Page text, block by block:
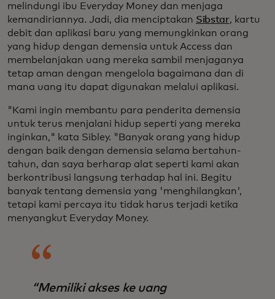
melindungi ibu Everyday Money dan menjaga
kemandiriannya. Jadi, dia menciptakan Sibstar, kartu
debit dan aplikasi baru yang memungkinkan orang
yang hidup dengan demensia untuk Access dan
membelanjakan uang mereka sambil menjaganya
tetap aman dengan mengelola bagaimana dan di
mana uang itu dapat digunakan melalui aplikasi.
"Kami ingin membantu para penderita demensia
untuk terus menjalani hidup seperti yang mereka
inginkan," kata Sibley. "Banyak orang yang hidup
dengan baik dengan demensia selama bertahun-
tahun, dan saya berharap alat seperti kami akan
berkontribusi langsung terhadap hal ini. Begitu
banyak tentang demensia yang 'menghilangkan',
tetapi kami percaya itu tidak harus terjadi ketika
menyangkut Everyday Money.
“Memiliki akses ke uang